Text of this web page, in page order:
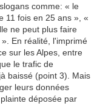
comme: « le
11 fois en 25 ans », «
ne peut plus faire
En réalité, l'imprimé
sur les Alpes, entre
le trafic de
baissé (point 3). Mais
leurs données
déposée par